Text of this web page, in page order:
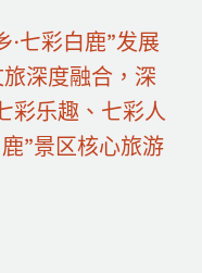
·七彩白鹿”发展
深度融合，深
彩乐趣、七彩人
”景区核心旅游